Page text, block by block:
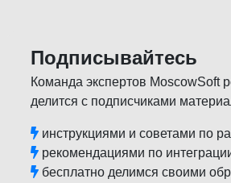
Подписывайтесь
Команда экспертов MoscowSoft
делится с подписчиками
инструкциями и советами по
рекомендациями по
бесплатно делимся своими